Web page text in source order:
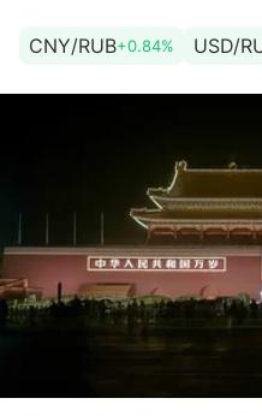
CNY/RUB+0.84% USD/